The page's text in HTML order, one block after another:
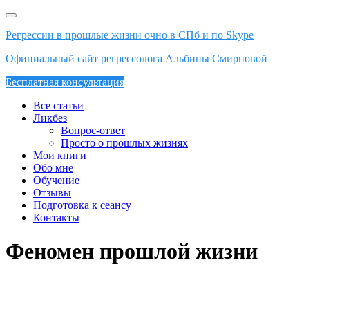
Skip
content
Регрессии в прошлые жизни очно в СПб и по Skype
Официальный сайт регрессолога Альбины Смирновой
Бесплатная консультация
Все статьи
Ликбез
Вопрос-ответ
Просто о прошлых жизнях
Мои книги
Обо мне
Обучение
Отзывы
Подготовка к сеансу
Контакты
Феномен прошлой жизни